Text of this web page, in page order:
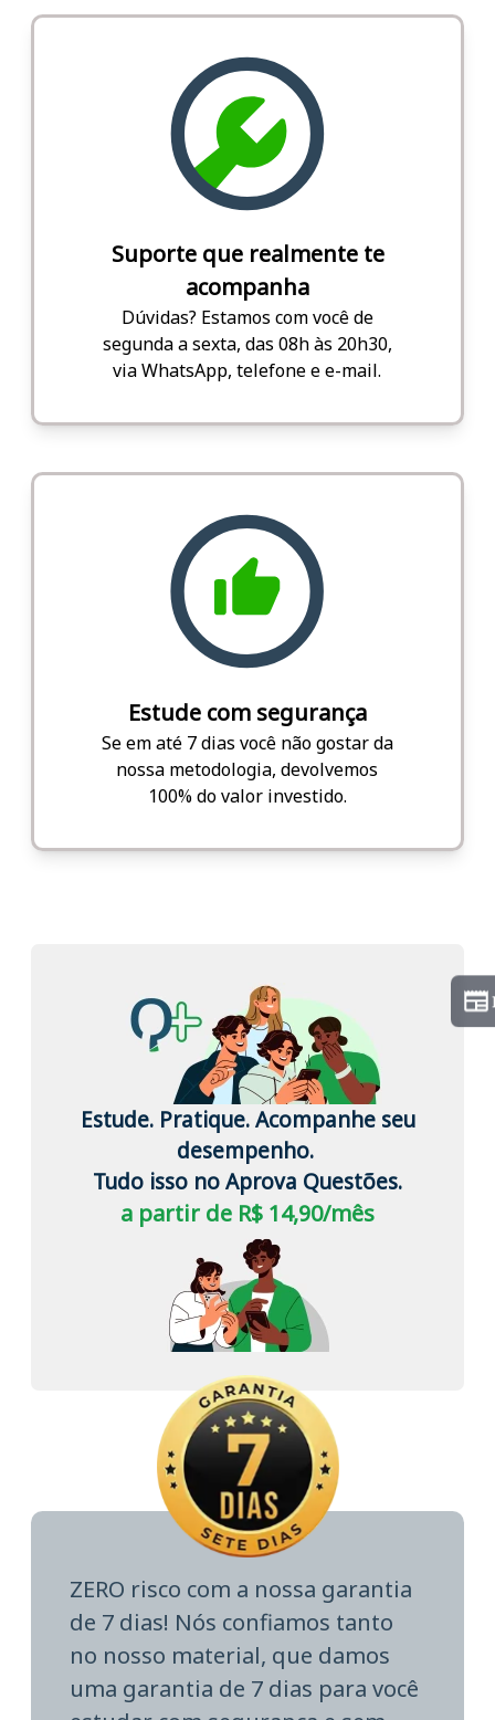
Suporte que realmente te
acompanha
Dúvidas? Estamos com você de
segunda a sexta, das 08h às 20h30,
via WhatsApp, telefone e e-mail.
Estude com segurança
Se em até 7 dias você não gostar da
nossa metodologia, devolvemos
100% do valor investido.
Estude. Pratique. Acompanhe seu
desempenho.
Tudo isso no Aprova Questões.
a partir de R$ 14,90/mês
ZERO risco com a nossa garantia
de 7 dias! Nós confiamos tanto
no nosso material, que damos
uma garantia de 7 dias para você